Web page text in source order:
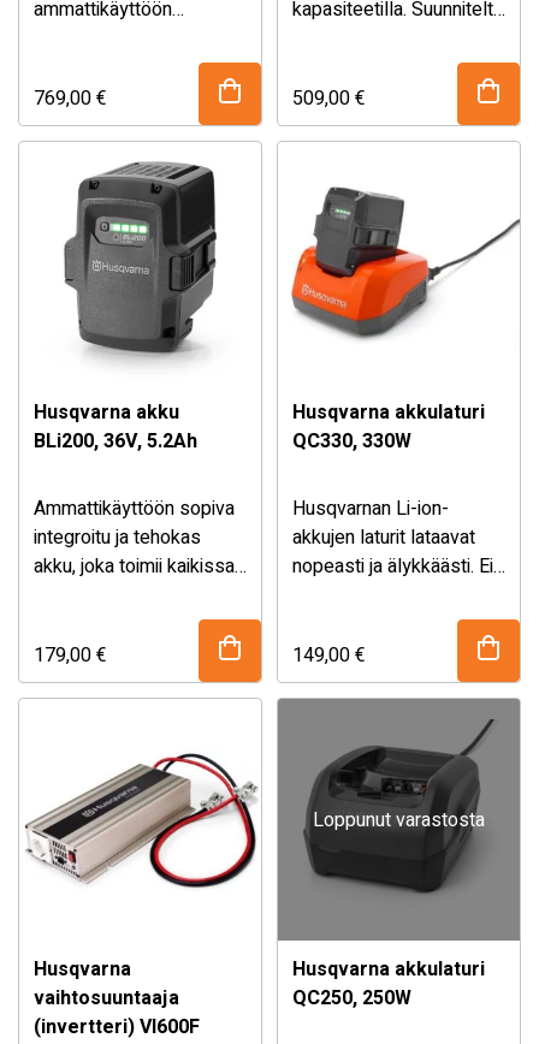
ammattikäyttöön
käyttöajan ja
suorituskyvyn vaativiin
työtehtäviin. Kevyen
rakenteen ja korkean
kapasiteetin ansiosta se
yhdistää pitkän työajan,
kestävyyden ja
luotettavan
energiansyötön kaikissa
olosuhteissa.
769,00€
kapasiteetilla. Suunniteltu
ammattikäyttöön
tarkoitettujen
Valmistettu muiden
Husqvarnan BLi-X -
akkujen tavoin uusimman
kennoteknologian
mukaisesti
painokapasiteettisuhde
509,00€
Husqvarna akku
BLi200, 36V, 5.2Ah
Ammattikäyttöön sopiva
integroitu ja tehokas
akku, joka toimii kaikissa
179,00€
Husqvarna akkulaturi
QC330, 330W
Husqvarnan Li-ion-
akkujen laturit lataavat
nopeasti ja älykkäästi. Ei
149,00€
Husqvarna
vaihtosuuntaaja
(invertteri) VI600F
Loppunut varastosta
Husqvarna akkulaturi
QC250, 250W